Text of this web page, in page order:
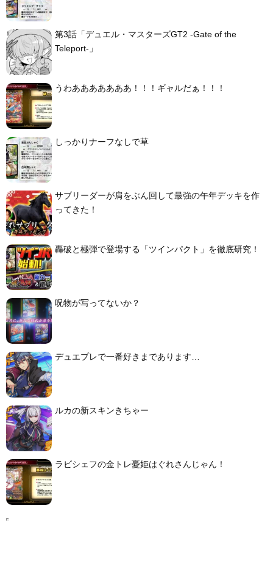
第3話「デュエル・マスターズGT2 -Gate of the
Teleport-」
うわあああああああ！！！ギャルだぁ！！！
しっかりナーフなしで草
サブリーダーが肩をぶん回して最強の午年デッキを作
ってきた！
轟破と極弾で登場する「ツインパクト」を徹底研究！
呪物が写ってないか？
デュエプレで一番好きまであります…
ルカの新スキンきちゃー
ラビシェフの金トレ憂姫はぐれさんじゃん！